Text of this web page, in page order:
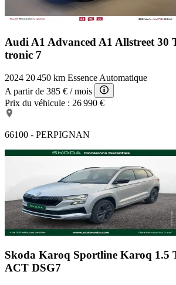
Audi A1 Advanced A1 Allstreet 30
tronic 7
2024 20 450 km Essence Automatique
A partir de 385 € / mois
Prix du véhicule : 26 990 €
66100 - PERPIGNAN
Skoda Karoq Sportline Karoq 1.5
ACT DSG7